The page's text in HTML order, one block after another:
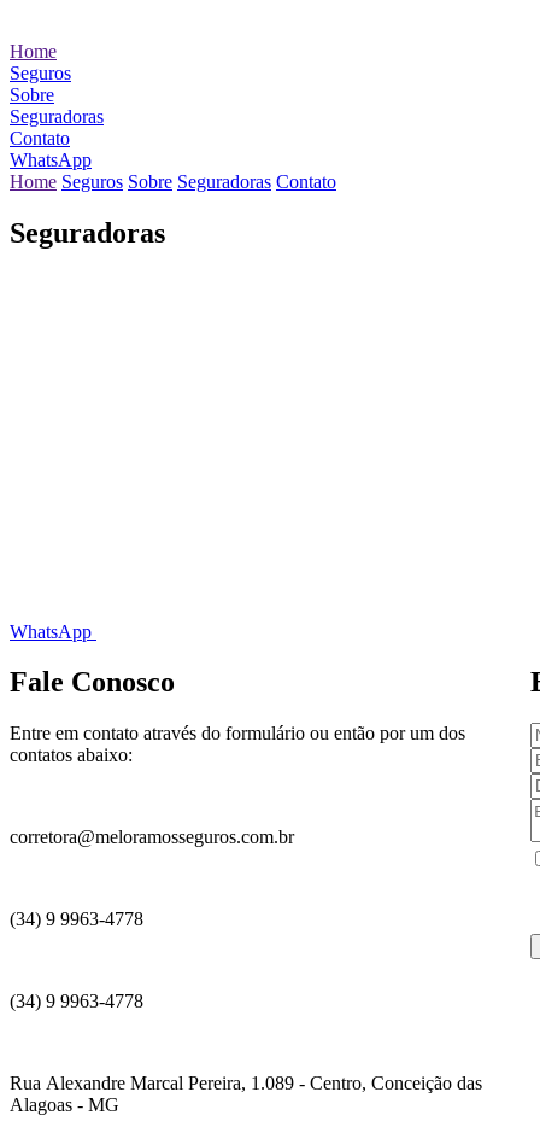
Home
Seguros
Sobre
Seguradoras
Contato
WhatsApp
Home Seguros Sobre Seguradoras Contato
Seguradoras
WhatsApp
Fale Conosco
Entre em contato através do formulário ou então por um dos
contatos abaixo:
corretora@meloramosseguros.com.br
(34) 9 9963-4778
(34) 9 9963-4778
Rua Alexandre Marcal Pereira, 1.089 - Centro, Conceição das
Alagoas - MG